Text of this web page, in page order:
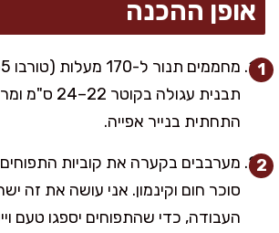
אופן ההכנה
תבנית עגולה
התחתית בנייר אפייה.
מערבבים בקערה את קוביות התפוחים
סוכר חום וקינמון. אני עושה את זה
העבודה, כדי שהתפוחים יספגו טעם